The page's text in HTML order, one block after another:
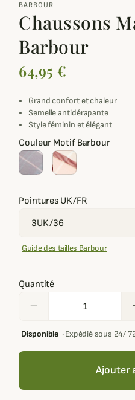
BARBOUR
Chaussons
Barbour
64,95 €
Grand confort et chaleur
Semelle antidérapante
Style féminin et élégant
Couleur Motif Barbour
Pointures UK/FR
Guide des tailles Barbour
Quantité
remove
Disponible·Expédié sous 24/
Ajouter